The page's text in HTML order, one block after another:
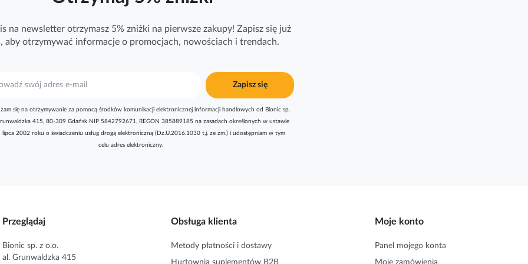
na newsletter otrzymasz 5% zniżki na pierwsze zakupy! Zapisz się już
aby otrzymywać informacje o promocjach, nowościach i trendach.
Zapisz się
się na otrzymywanie za pomocą środków komunikacji elektronicznej informacji handlowych od Bionic sp.
415, 80-309 Gdańsk NIP 5842792671, REGON 385889185 na zasadach określonych w ustawie
lipca 2002 roku o świadczeniu usług drogą elektroniczną (Dz.U.2016.1030 t.j. ze zm.) i udostępniam w tym
celu adres elektroniczny.
Przeglądaj
Bionic sp. z o.o.
al. Grunwaldzka 415
Obsługa klienta
Metody płatności i dostawy
Hurtownia suplementów B2B
Moje konto
Panel mojego konta
Moje zamówienia